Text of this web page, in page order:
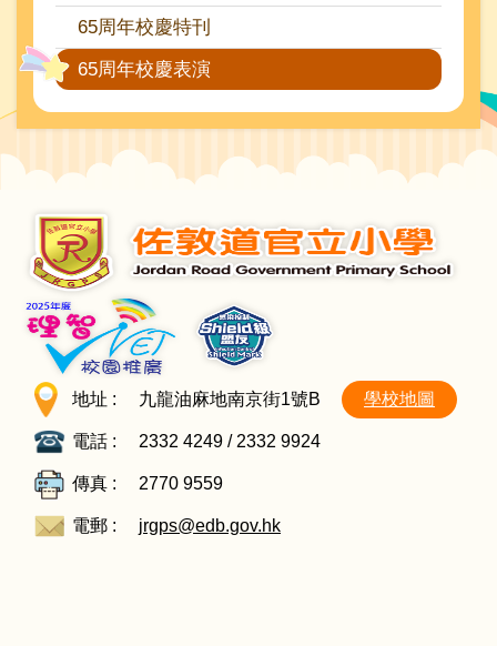
65周年校慶特刊
65周年校慶表演
地址 : 九龍油麻地南京街1號B 學校地圖
電話 : 2332 4249 / 2332 9924
傳真 : 2770 9559
電郵 : jrgps@edb.gov.hk